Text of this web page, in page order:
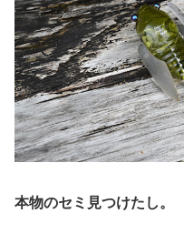
本物のセミ見つけたし。